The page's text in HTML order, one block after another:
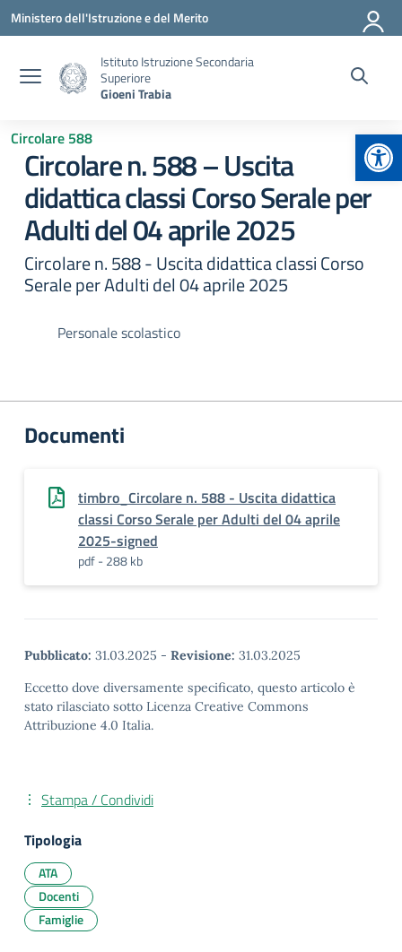
Vai ai contenuti
Vai al menu di navigazione
Vai al footer
Ministero dell'Istruzione e del Merito
Istituto Istruzione Secondaria
Superiore
Gioeni Trabia
Circolare 588
Circolare n. 588 – Uscita
didattica classi Corso Serale per
Adulti del 04 aprile 2025
Circolare n. 588 - Uscita didattica classi Corso
Serale per Adulti del 04 aprile 2025
Personale scolastico
Documenti
timbro_Circolare n. 588 - Uscita didattica
classi Corso Serale per Adulti del 04 aprile
2025-signed
pdf - 288 kb
Pubblicato: 31.03.2025 - Revisione: 31.03.2025
Eccetto dove diversamente specificato, questo articolo è
stato rilasciato sotto Licenza Creative Commons
Attribuzione 4.0 Italia.
Stampa / Condividi
Tipologia
ATA
Docenti
Famiglie